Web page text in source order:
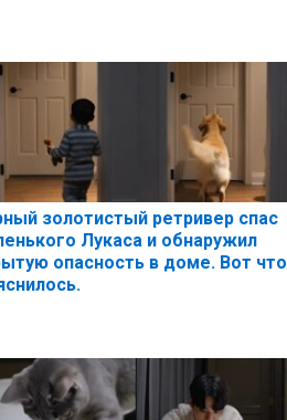
золотистый ретривер спас
Лукаса и обнаружил
опасность в доме. Вот что